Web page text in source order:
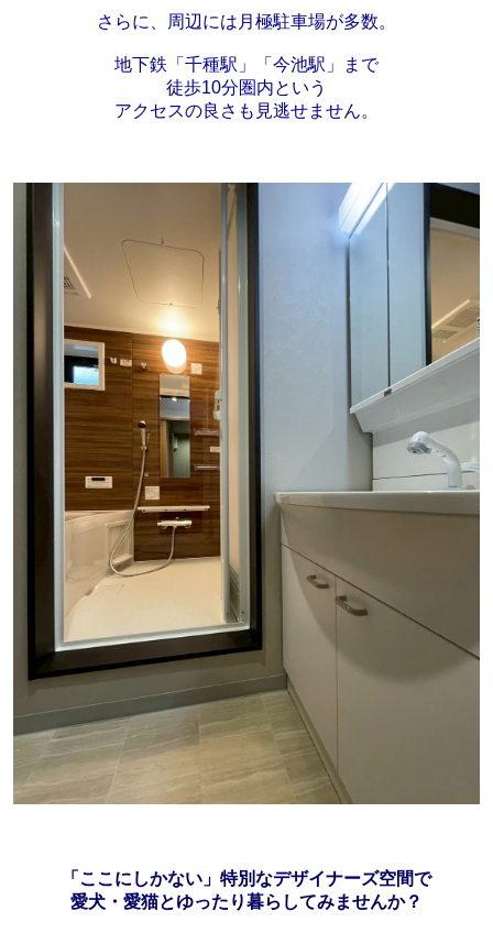
さらに、周辺には月極駐車場が多数。
地下鉄「千種駅」「今池駅」まで
徒歩10分圏内という
アクセスの良さも見逃せません。
「ここにしかない」 特別なデザイナーズ空間で
愛犬・愛猫とゆったり暮らしてみませんか？